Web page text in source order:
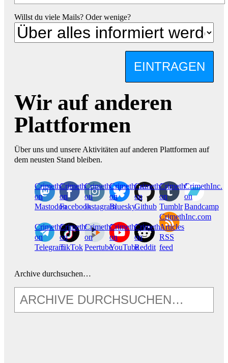
Willst du viele Mails? Oder wenige?
EINTRAGEN
Wir auf anderen
Plattformen
Über uns und unsere Aktivitäten auf anderen Plattformen auf
dem neusten Stand bleiben.
CrimethInc.
on
Mastodon
Crimethinc.
on
Facebook
Crimethinc.
on
Instagram
Crimethinc.
on
Bluesky
CrimethInc.
on
Github
CrimethInc.
on
Tumblr
CrimethInc.
on
Bandcamp
CrimethInc.
on
Telegram
Crimethinc.
on
TikTok
CrimethInc.
on
Peertube
CrimethInc.
on
YouTube
CrimethInc.
on
Reddit
CrimethInc.com
Articles
RSS
feed
Archive durchsuchen…